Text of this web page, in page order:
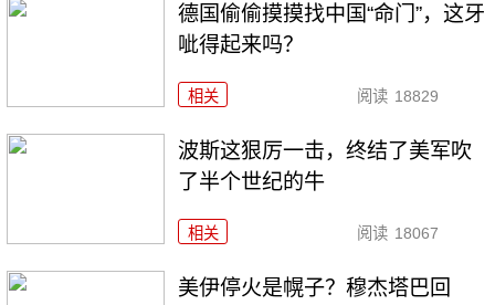
德国偷偷摸摸找中国“命门”，这牙
呲得起来吗？
相关 阅读 18829
波斯这狠厉一击，终结了美军吹
了半个世纪的牛
相关 阅读 18067
美伊停火是幌子？穆杰塔巴回